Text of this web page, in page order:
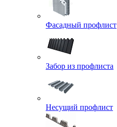
Фасадный профлист
Забор из профлиста
Несущий профлист